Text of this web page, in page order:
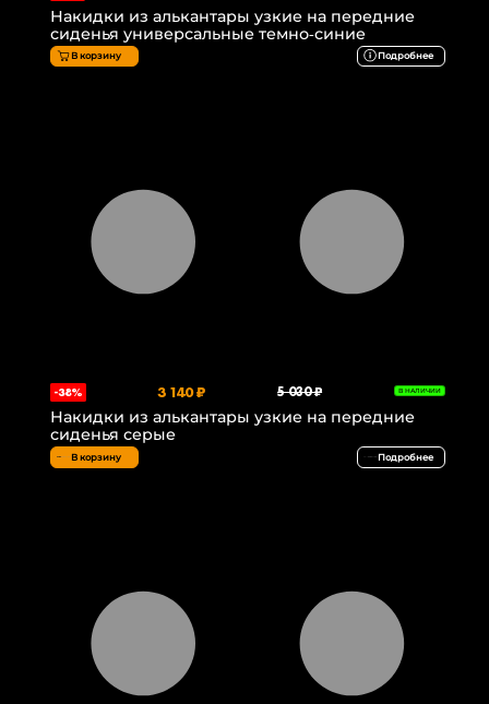
Накидки из алькантары узкие на передние
сиденья универсальные темно-синие
В корзину Подробнее
-38% 3 140 ₽ 5 030 ₽ В НАЛИЧИИ
Накидки из алькантары узкие на передние
сиденья серые
В корзину Подробнее